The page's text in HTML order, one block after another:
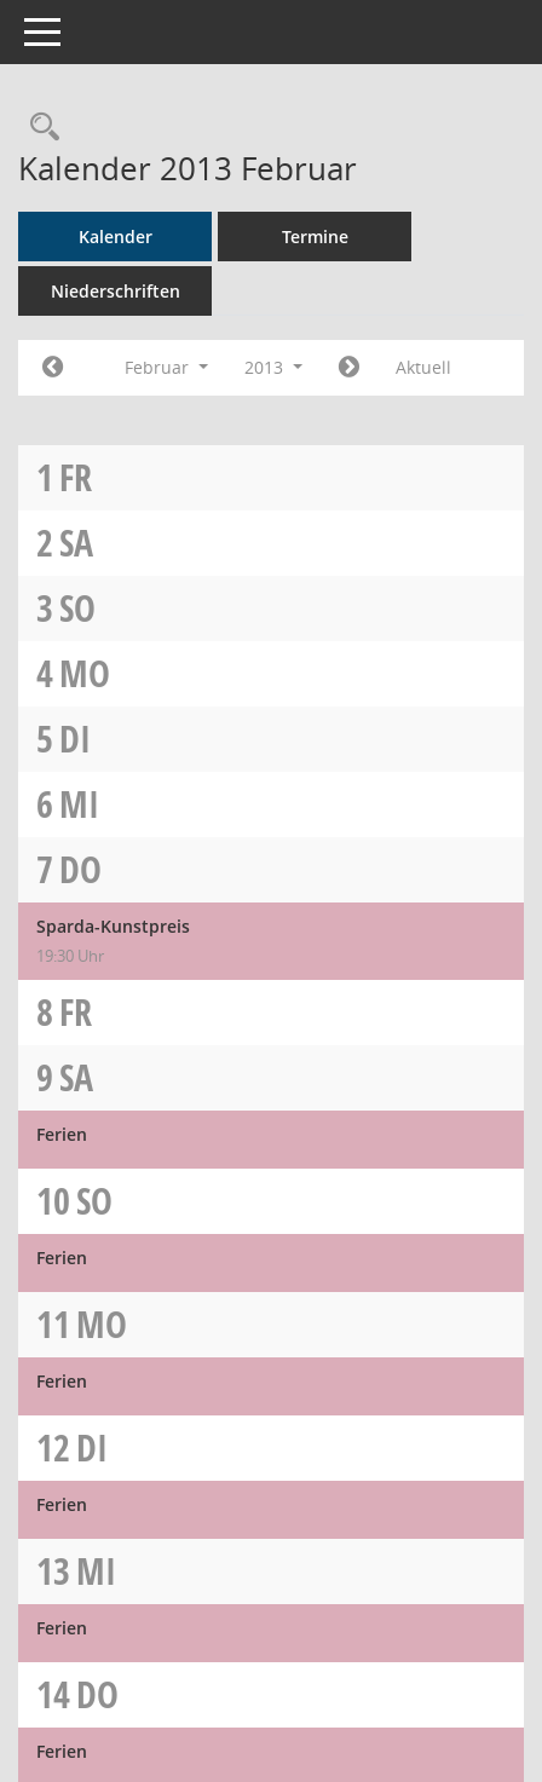
Toggle navigation
Rechercheauswahl
Kalender 2013 Februar
Kalender Termine
Niederschriften
Februar 2013 Aktuell
1 FR
2SA
3SO
4MO
5DI
6MI
7DO
Sparda-Kunstpreis
19:30 Uhr
8FR
9SA
Ferien
10SO
Ferien
11 MO
Ferien
12DI
Ferien
13MI
Ferien
14DO
Ferien